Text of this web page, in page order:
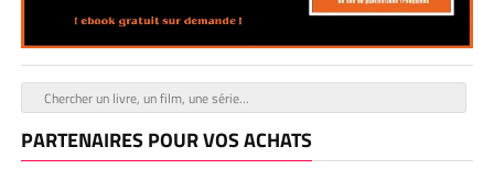
PARTENAIRES POUR VOS ACHATS